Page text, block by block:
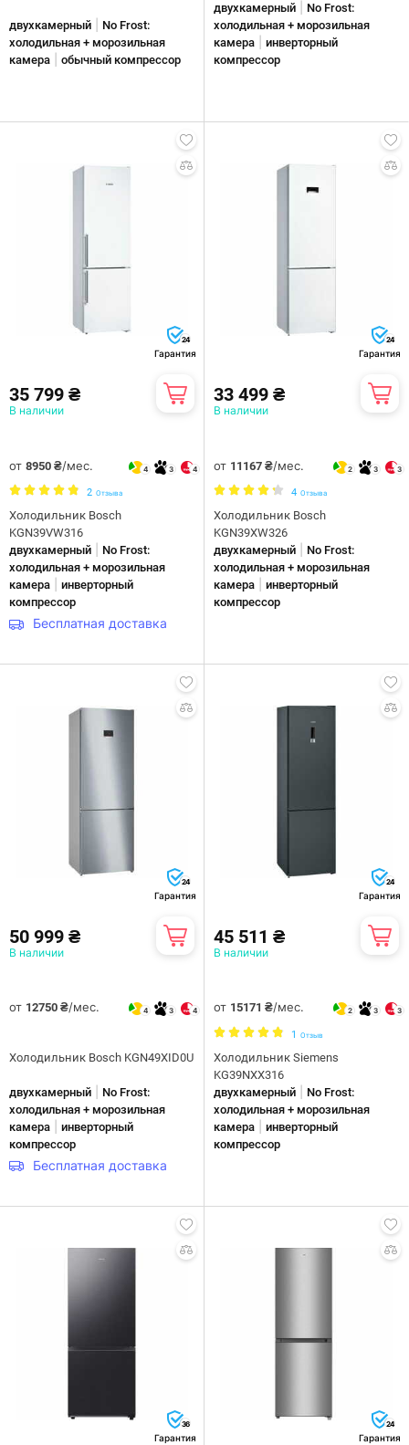
двухкамерный
No Frost:
холодильная + морозильная
камера
обычный компрессор
двухкамерный
No Frost:
холодильная + морозильная
камера
инверторный
компрессор
24
Гарантия
35 799 ₴
В наличии
от 8950 ₴/мес. 4 3 4
2 Отзыва
Холодильник Bosch
KGN39VW316
двухкамерный
No Frost:
холодильная + морозильная
камера
инверторный
компрессор
Бесплатная доставка
24
Гарантия
33 499 ₴
В наличии
от 11167 ₴/мес. 2 3 3
4 Отзыва
Холодильник Bosch
KGN39XW326
двухкамерный
No Frost:
холодильная + морозильная
камера
инверторный
компрессор
24
Гарантия
50 999 ₴
В наличии
от 12750 ₴/мес. 4 3 4
Холодильник Bosch KGN49XID0U
двухкамерный
No Frost:
холодильная + морозильная
камера
инверторный
компрессор
Бесплатная доставка
24
Гарантия
45 511 ₴
В наличии
от 15171 ₴/мес. 2 3 3
1 Отзыв
Холодильник Siemens
KG39NXX316
двухкамерный
No Frost:
холодильная + морозильная
камера
инверторный
компрессор
36
Гарантия
24
Гарантия